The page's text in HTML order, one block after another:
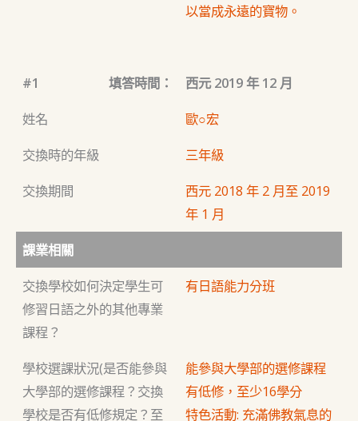
以當成永遠的寶物。
#1 填答時間：
西元 2019 年 12 月
姓名
歐○宏
交換時的年級
三年級
交換期間
西元 2018 年 2 月至 2019
年 1 月
課業相關
交換學校如何決定學生可
修習日語之外的其他專業
課程？
有日語能力分班
學校選課狀況(是否能參與
大學部的選修課程？交換
學校是否有低修規定？至
能參與大學部的選修課程
有低修，至少16學分
特色活動: 充滿佛教氣息的